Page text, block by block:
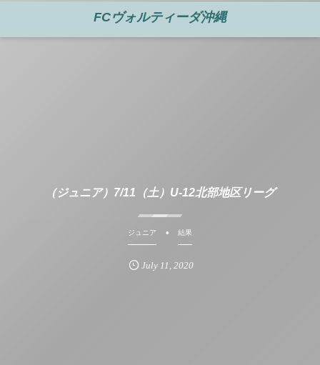
FCヴォルティーダ沖縄
（ジュニア）7/11（土）U-12北部地区リーグ
ジュニア 結果
July 11 ,2020